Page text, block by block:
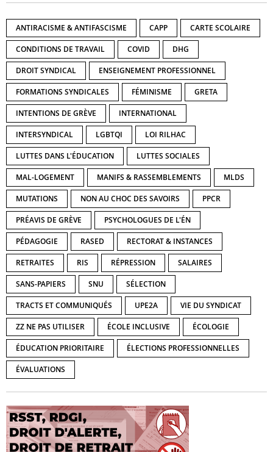
ANTIRACISME & ANTIFASCISME CAPP CARTE SCOLAIRE
CONDITIONS DE TRAVAIL COVID DHG
DROIT SYNDICAL ENSEIGNEMENT PROFESSIONNEL
FORMATIONS SYNDICALES FÉMINISME GRETA
INTENTIONS DE GRÈVE INTERNATIONAL
INTERSYNDICAL LGBTQI LOI RILHAC
LUTTES DANS L'ÉDUCATION LUTTES SOCIALES
MAL-LOGEMENT MANIFS & RASSEMBLEMENTS MLDS
MUTATIONS NON AU CHOC DES SAVOIRS PPCR
PRÉAVIS DE GRÈVE PSYCHOLOGUES DE L'ÉN
PÉDAGOGIE RASED RECTORAT & INSTANCES
RETRAITES RIS RÉPRESSION SALAIRES
SANS-PAPIERS SNU SÉLECTION
TRACTS ET COMMUNIQUÉS UPE2A VIE DU SYNDICAT
ZZ NE PAS UTILISER ÉCOLE INCLUSIVE ÉCOLOGIE
ÉDUCATION PRIORITAIRE ÉLECTIONS PROFESSIONNELLES
ÉVALUATIONS